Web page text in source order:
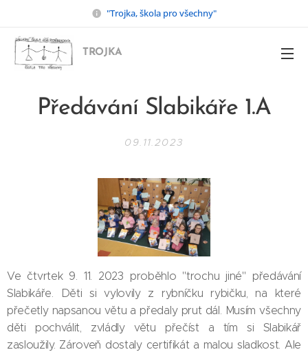
"Trojka, škola pro všechny"
TROJKA
Předávání Slabikáře 1.A
09.11.2023
Ve čtvrtek 9. 11. 2023 proběhlo "trochu jiné" předávání
Slabikáře. Děti si vylovily z rybníčku rybičku, na které
přečetly napsanou větu a předaly prut dál. Musím všechny
děti pochválit, zvládly větu přečíst a tím si Slabikář
zasloužily. Zároveň dostaly certifikát a malou sladkost. Ale